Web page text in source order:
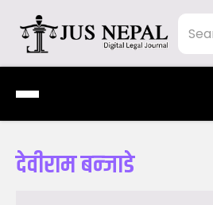
content
Jus Nepal | www.jusnepal.com
Digital Legal Journal
देवीराम बन्जाडे